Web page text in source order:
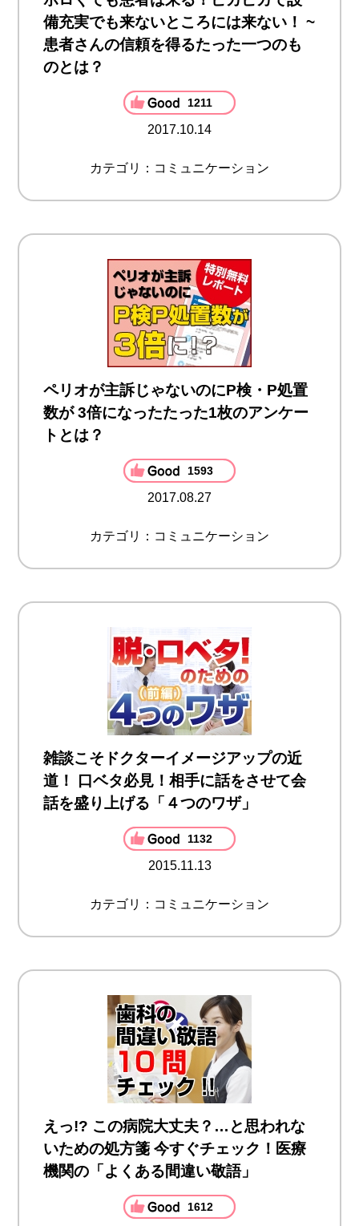
備充実でも来ないところには来ない！ ~
患者さんの信頼を得るたった一つのも
のとは？
1211
2017.10.14
カテゴリ：コミュニケーション
ペリオが主訴じゃないのにP検・P処置
数が 3倍になったたった1枚のアンケー
トとは？
1593
2017.08.27
カテゴリ：コミュニケーション
雑談こそドクターイメージアップの近
道！ 口ベタ必見！相手に話をさせて会
話を盛り上げる「４つのワザ」
1132
2015.11.13
カテゴリ：コミュニケーション
えっ!? この病院大丈夫？…と思われな
いための処方箋 今すぐチェック！医療
機関の「よくある間違い敬語」
1612